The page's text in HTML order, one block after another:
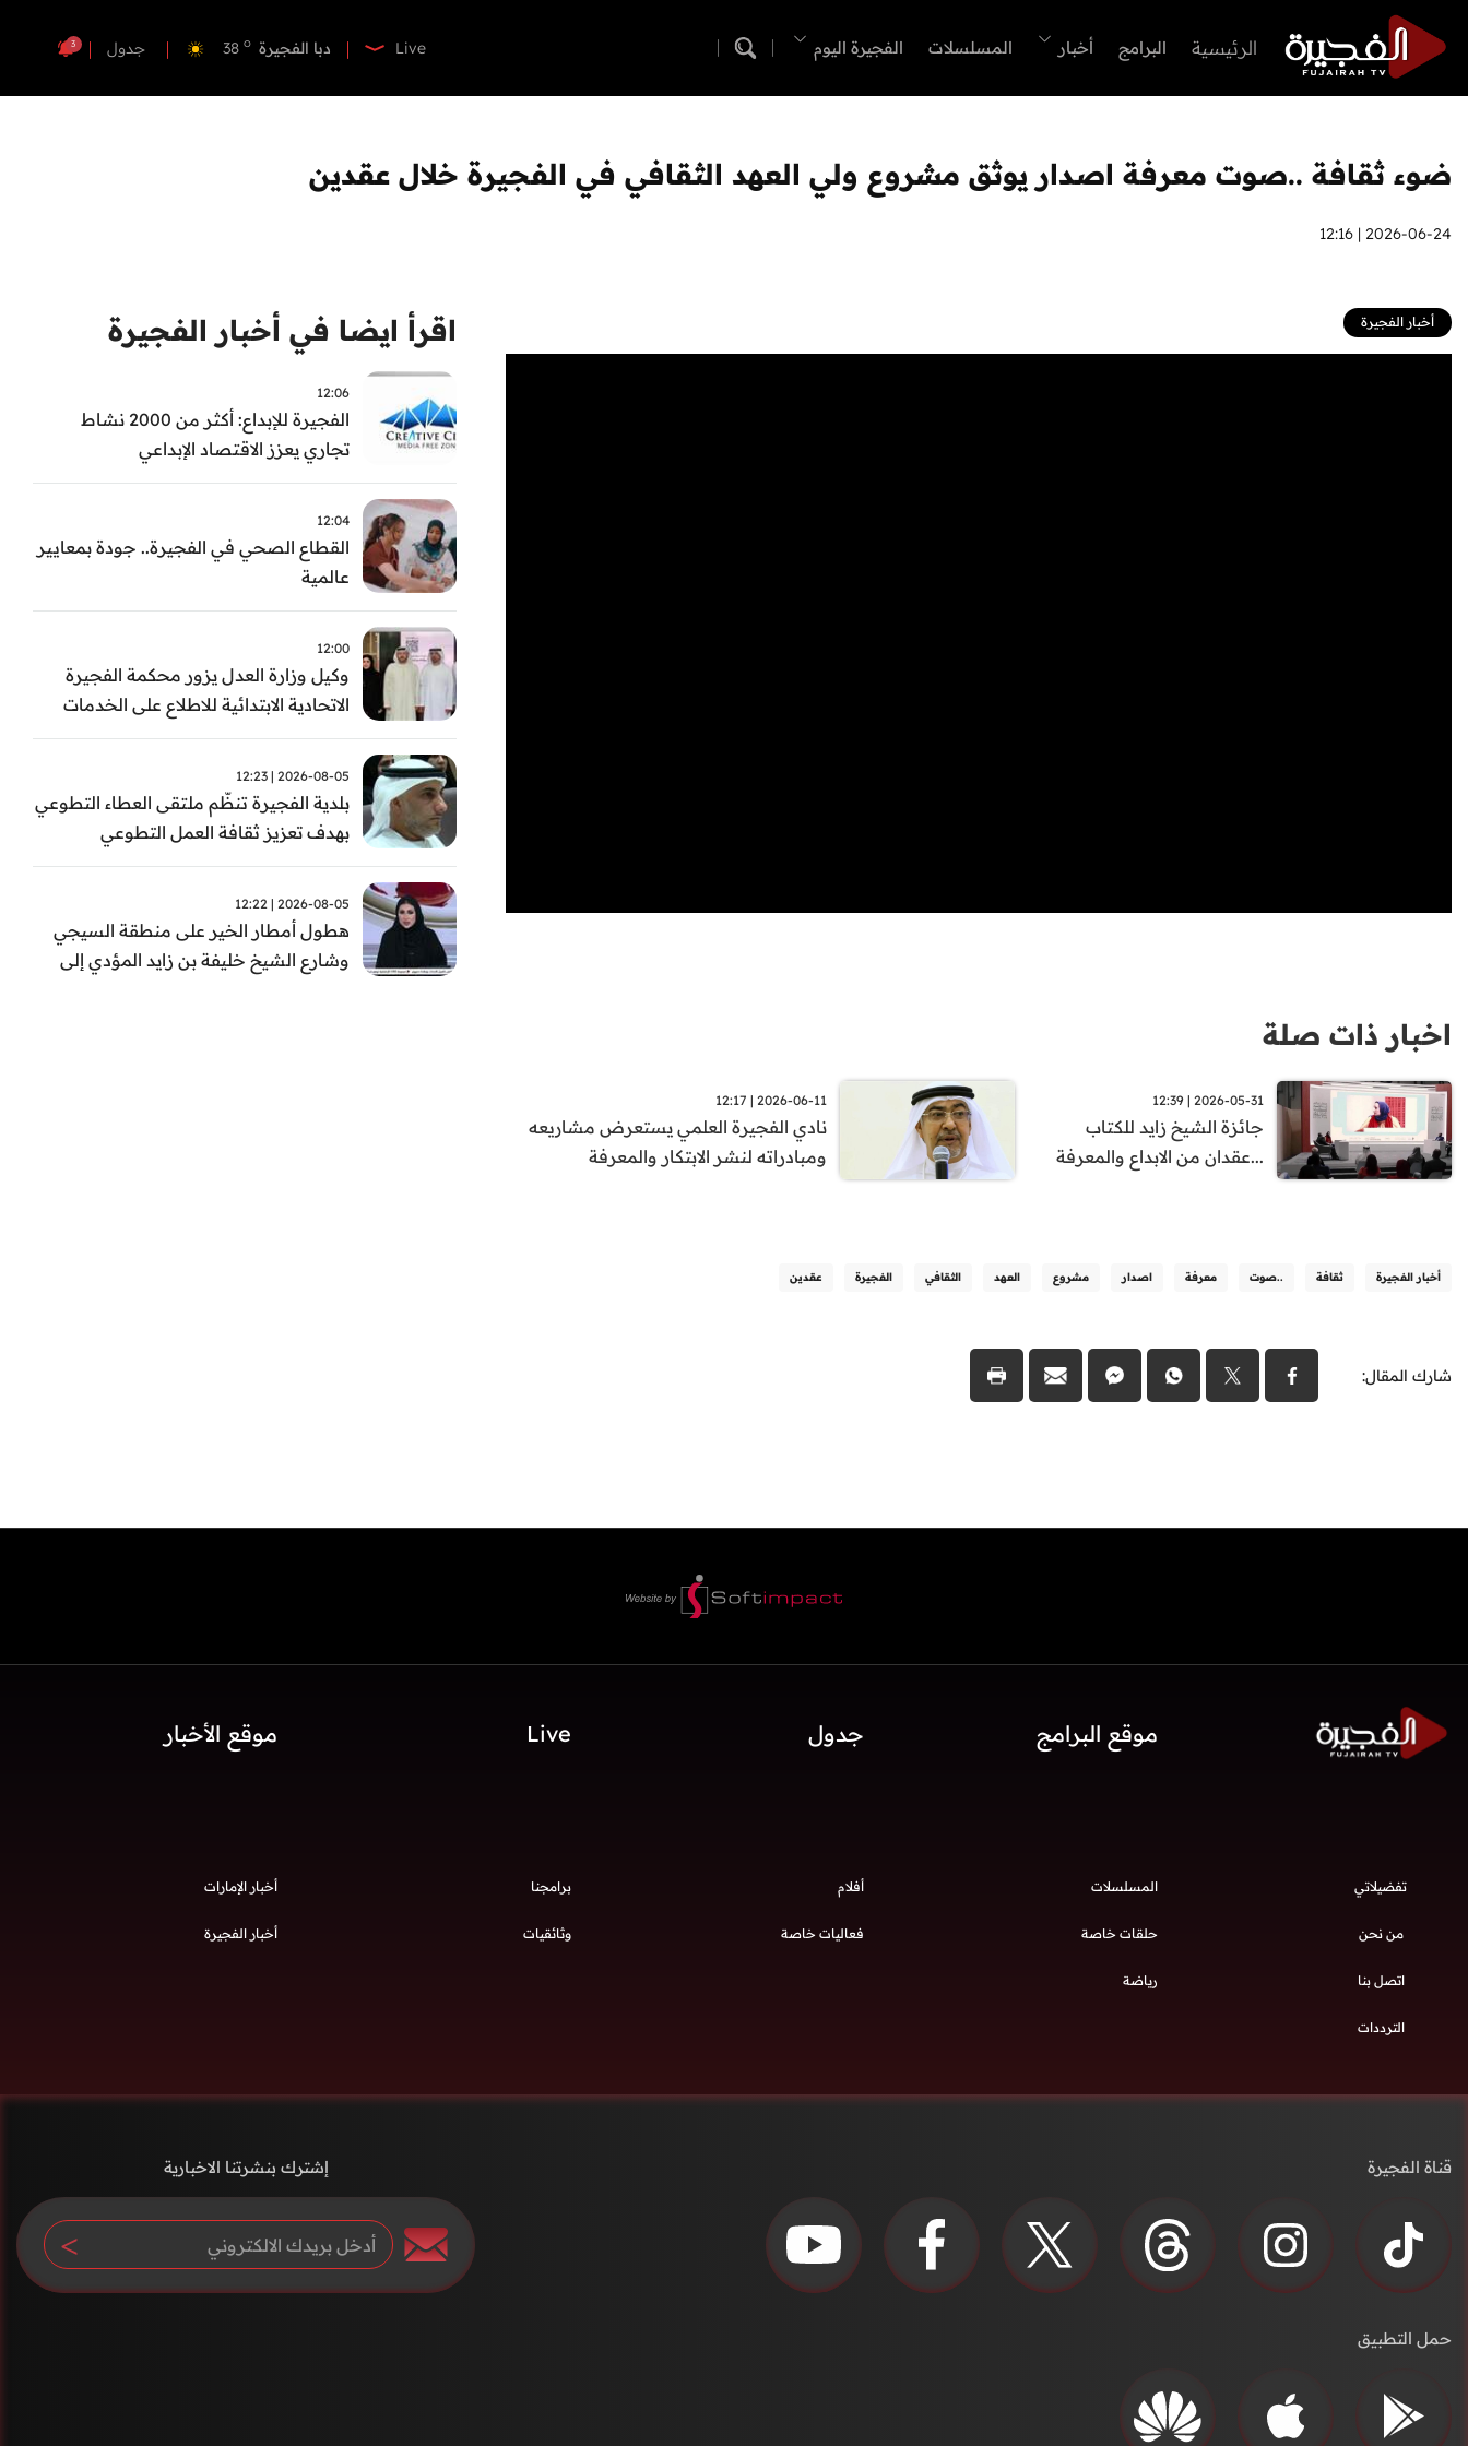
الرئيسية البرامج أخبار المسلسلات الفجيرة اليوم Live دبا الفجيرة 38 o
أم القيوين
جدول 3
ضوء ثقافة ..صوت معرفة اصدار يوثق مشروع ولي العهد الثقافي في الفجيرة خلال عقدين
2026-06-24 | 12:16
أخبار الفجيرة
اخبار ذات صلة
2026-05-31 | 12:39
جائزة الشيخ زايد للكتاب
...عقدان من الابداع والمعرفة
2026-06-11 | 12:17
نادي الفجيرة العلمي يستعرض مشاريعه
ومبادراته لنشر الابتكار والمعرفة
أخبار الفجيرة ثقافة ..صوت معرفة اصدار مشروع العهد الثقافي الفجيرة عقدين
شارك المقال:
اقرأ ايضا في أخبار الفجيرة
12:06
الفجيرة للإبداع: أكثر من 2000 نشاط
تجاري يعزز الاقتصاد الإبداعي
12:04
القطاع الصحي في الفجيرة.. جودة بمعايير
عالمية
12:00
وكيل وزارة العدل يزور محكمة الفجيرة
الاتحادية الابتدائية للاطلاع على الخدمات
التشغيلية وتطويرها
2026-08-05 | 12:23
بلدية الفجيرة تنظّم ملتقى العطاء التطوعي
بهدف تعزيز ثقافة العمل التطوعي
2026-08-05 | 12:22
هطول أمطار الخير على منطقة السيجي
وشارع الشيخ خليفة بن زايد المؤدي إلى
موقع البرامج جدول Live موقع الأخبار
تفضيلاتي
من نحن
اتصل بنا
الترددات
المسلسلات أفلام برامجنا
حلقات خاصة فعاليات خاصة وثائقيات
رياضة
أخبار الإمارات
أخبار الفجيرة
قناة الفجيرة
حمل التطبيق
إشترك بنشرتنا الاخبارية